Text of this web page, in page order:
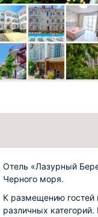
Отель «Лазурный
Черного моря.
К размещению
различных